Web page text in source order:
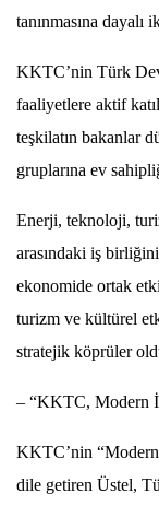
tanınmasına
KKTC’nin Türk
faaliyetlere aktif
teşkilatın bakanlar
gruplarına ev
Enerji, teknoloji,
arasındaki iş
ekonomide ortak etki
turizm ve kültürel
stratejik köprüler
– “KKTC, Modern
KKTC’nin
dile getiren Üstel,